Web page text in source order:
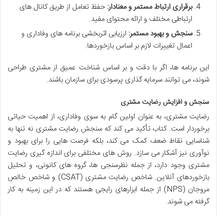
برقراری ارتباط مستمر و معنادار: حفظ تعامل از طریق کانال های
ارتباطی مختلف و ارائه محتوای مفید.
سنجش و بهبود مستمر: ارزیابی اثربخشی برنامه های وفاداری و
اعمال تغییرات لازم بر اساس بازخوردها.
این برنامه ها، اگر با دقت و بر اساس شناخت عمیق از مشتری طراحی
شوند، می توانند سرمایه گذاری پرسودی برای سازمان باشند.
سنجش و افزایش رضایت مشتری
رضایت مشتری، به عنوان اولین گام به سوی وفاداری، از اهمیت حیاتی
برخوردار است. کتاب تأکید می کند که سنجش رضایت مشتری نه تنها به
شناسایی نقاط ضعف کمک می کند، بلکه فرصت هایی را برای بهبود و
نوآوری نیز آشکار می سازد. روش های مختلفی برای اندازه گیری رضایت
مشتری وجود دارد، از جمله نظرسنجی ها، گروه های کانونی، و تحلیل
بازخوردهای آنلاین. شاخص رضایت مشتری (CSAT) و شاخص خالص
مروجان (NPS) از جمله ابزارهای رایجی هستند که در این زمینه به کار
گرفته می شوند.